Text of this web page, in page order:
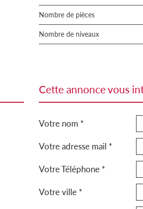
Nombre de pièces
Nombre de niveaux
cette annonce vous
Votre nom *
Votre adresse mail *
Votre Téléphone *
Votre ville *